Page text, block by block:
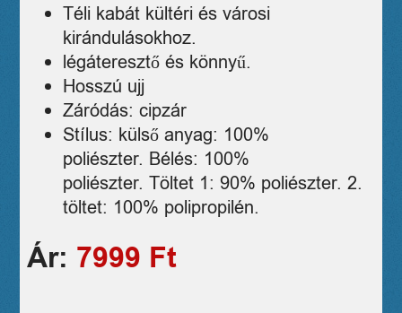
Téli kabát kültéri és városi
kirándulásokhoz.
légáteresztő és könnyű.
Hosszú ujj
Záródás: cipzár
Stílus: külső anyag: 100%
poliészter. Bélés: 100%
poliészter. Töltet 1: 90% poliészter. 2.
töltet: 100% polipropilén.
Ár: 7999 Ft